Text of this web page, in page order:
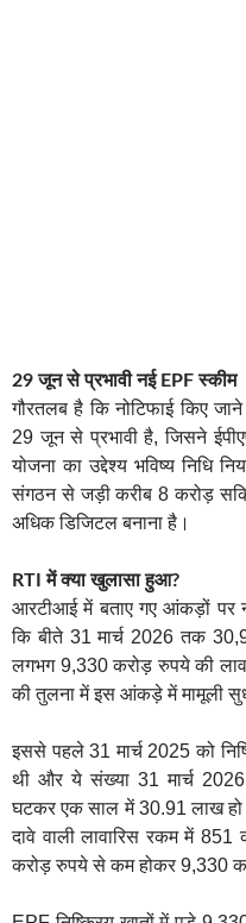
29 जून से प्रभावी नई EPF स्कीम
गौरतलब है कि नोटिफाई किए
29 जून से प्रभावी है, जिसने
योजना का उद्देश्य भविष्य निधि
संगठन से जड़ी करीब 8 करोड़
अधिक डिजिटल बनाना है।
RTI में क्या खुलासा हुआ?
आरटीआई में बताए गए आंकड़ों पर
कि बीते 31 मार्च 2026 तक
लगभग 9,330 करोड़ रुपये की
की तुलना में इस आंकड़े में मामूली
इससे पहले 31 मार्च 2025 को
थी और ये संख्या 31 मार्च
घटकर एक साल में 30.91 लाख हो
दावे वाली लावारिस रकम में
करोड़ रुपये से कम होकर 9,330